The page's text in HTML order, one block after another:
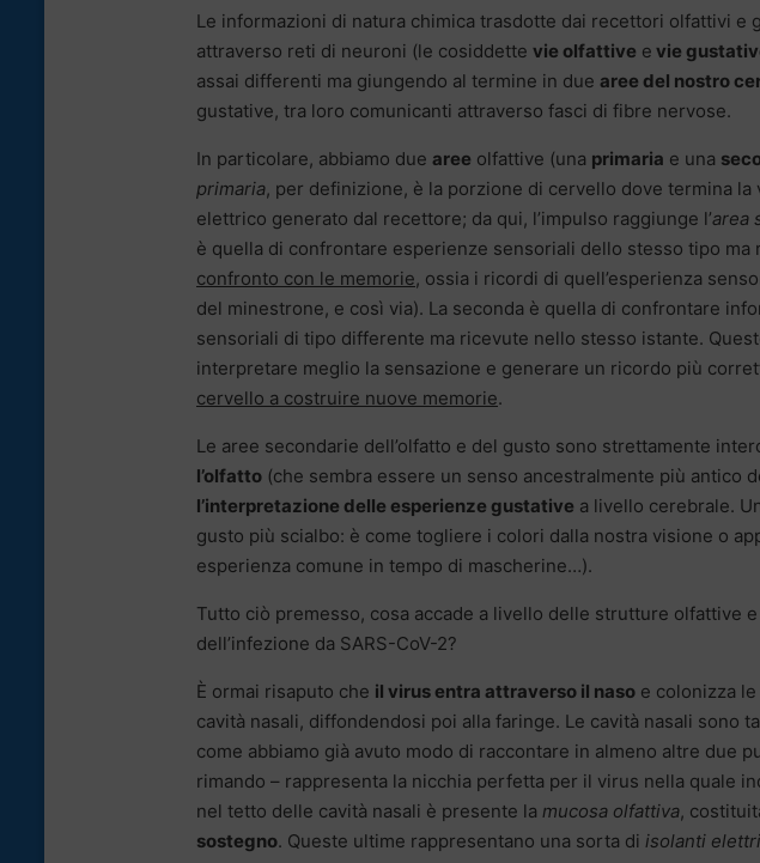
Le informazioni di natura chimica trasdotte dai recettori olfattivi e
attraverso reti di neuroni (le cosiddette vie olfattive e vie
assai differenti ma giungendo al termine in due aree del nostro
gustative, tra loro comunicanti attraverso fasci di fibre nervose.
In particolare, abbiamo due aree olfattive (una primaria e una
primaria, per definizione, è la porzione di cervello dove termina
elettrico generato dal recettore; da qui, l’impulso raggiunge l’area
è quella di confrontare esperienze sensoriali dello stesso tipo
confronto con le memorie, ossia i ricordi di quell’esperienza
del minestrone, e così via). La seconda è quella di confrontare
sensoriali di tipo differente ma ricevute nello stesso istante.
interpretare meglio la sensazione e generare un ricordo più
cervello a costruire nuove memorie.
Le aree secondarie dell’olfatto e del gusto sono strettamente
l’olfatto (che sembra essere un senso ancestralmente più antico
l’interpretazione delle esperienze gustative a livello cerebrale.
gusto più scialbo: è come togliere i colori dalla nostra visione o
esperienza comune in tempo di mascherine…).
Tutto ciò premesso, cosa accade a livello delle strutture olfattive
dell’infezione da SARS-CoV-2?
È ormai risaputo che il virus entra attraverso il naso e colonizza
cavità nasali, diffondendosi poi alla faringe. Le cavità nasali sono
come abbiamo già avuto modo di raccontare in almeno altre due
rimando – rappresenta la nicchia perfetta per il virus nella quale
nel tetto delle cavità nasali è presente la mucosa olfattiva,
sostegno. Queste ultime rappresentano una sorta di isolanti